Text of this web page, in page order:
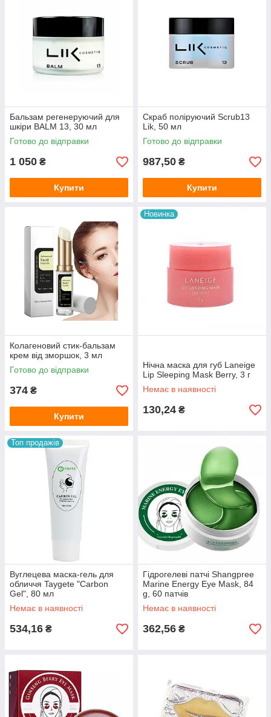
Бальзам регенеруючий для
шкіри BALM 13, 30 мл
Готово до відправки
1 050 ₴
Купити
Скраб поліруючий Scrub13
Lik, 50 мл
Готово до відправки
987,50 ₴
Купити
Колагеновий стик-бальзам
крем від зморшок, 3 мл
Готово до відправки
374 ₴
Купити
Новинка
Нічна маска для губ Laneige
Lip Sleeping Mask Berry, 3 г
Немає в наявності
130,24 ₴
Топ продажів
Вуглецева маска-гель для
обличчя Taygete "Carbon
Gel", 80 мл
Немає в наявності
534,16 ₴
Гідрогелеві патчі Shangpree
Marine Energy Eye Mask, 84
g, 60 патчів
Немає в наявності
362,56 ₴